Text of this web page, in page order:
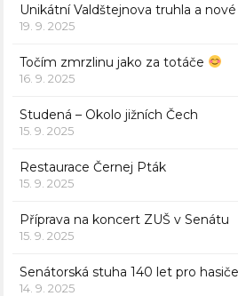
Unikátní Valdštejnova truhla a
19. 9. 2025
Točím zmrzlinu jako za totáče
16. 9. 2025
Studená – Okolo jižních Čech
15. 9. 2025
Restaurace Černej Pták
15. 9. 2025
Příprava na koncert ZUŠ v Senátu
15. 9. 2025
Senátorská stuha 140 let pro
14. 9. 2025